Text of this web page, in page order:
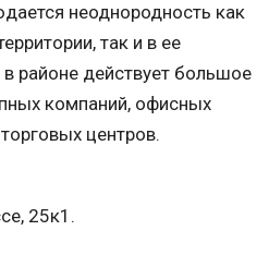
неоднородность как
так и в ее
районе действует большое
компаний, офисных
центров.
25к1.